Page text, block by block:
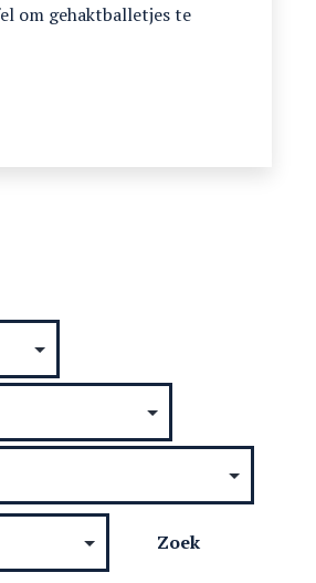
om gehaktballetjes te